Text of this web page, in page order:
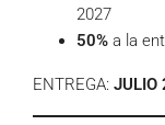
2027
50% a la
ENTREGA: JULIO